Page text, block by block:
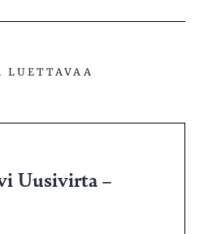
LUETTAVAA
Uusivirta –